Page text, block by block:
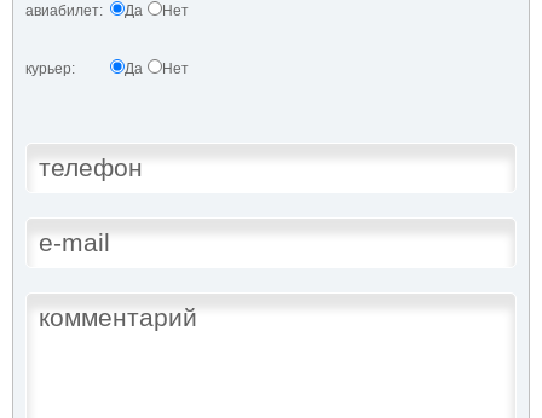
авиабилет: Да Нет
курьер: Да Нет